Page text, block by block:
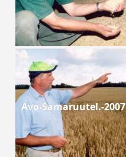
Avo-Samaruutel.-2007